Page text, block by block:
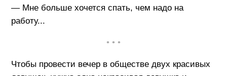
— Мне больше хочется спать, чем надо на
работу...
• • •
Чтобы провести вечер в обществе двух красивых